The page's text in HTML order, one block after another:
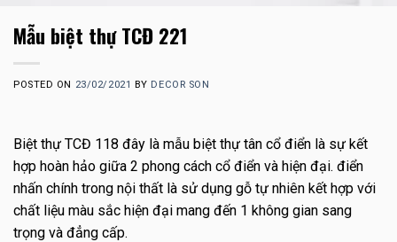
Mẫu biệt thự TCĐ 221
POSTED ON 23/02/2021 BY DECOR SON
Biệt thự TCĐ 118 đây là mẫu biệt thự tân cổ điển là sự kết
hợp hoàn hảo giữa 2 phong cách cổ điển và hiện đại. điển
nhấn chính trong nội thất là sử dụng gỗ tự nhiên kết hợp với
chất liệu màu sắc hiện đại mang đến 1 không gian sang
trọng và đẳng cấp.